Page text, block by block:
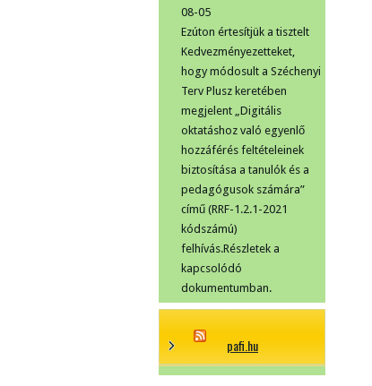
08-05
Ezúton értesítjük a tisztelt
Kedvezményezetteket,
hogy módosult a Széchenyi
Terv Plusz keretében
megjelent „Digitális
oktatáshoz való egyenlő
hozzáférés feltételeinek
biztosítása a tanulók és a
pedagógusok számára”
című (RRF-1.2.1-2021
kódszámú)
felhívás.Részletek a
kapcsolódó
dokumentumban.
pafi.hu